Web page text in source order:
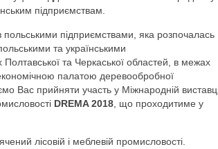
підприємствам.
польськими підприємствами, яка розпочалась
та українськими
та Черкаської областей, в межах
палатою деревообробної
Вас прийняти участь у Міжнародній
DREMA 2018 , що проходитиме у
лісовій і меблевій промисловості.